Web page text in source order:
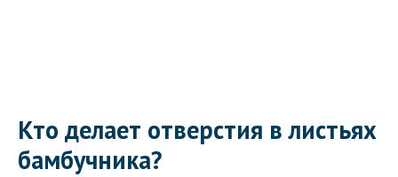
Кто делает отверстия в листьях
бамбучника?